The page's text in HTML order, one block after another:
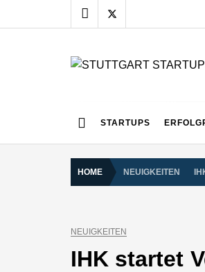
to
STARTUPS
HOME NEUIGKEITEN
NEUIGKEITEN
IHK startet